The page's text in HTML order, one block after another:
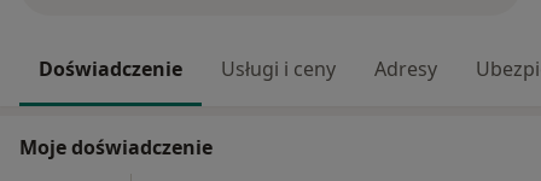
Doświadczenie Usługi i ceny Adresy
Moje doświadczenie